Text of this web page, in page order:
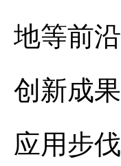
地等前
创新成
应用步